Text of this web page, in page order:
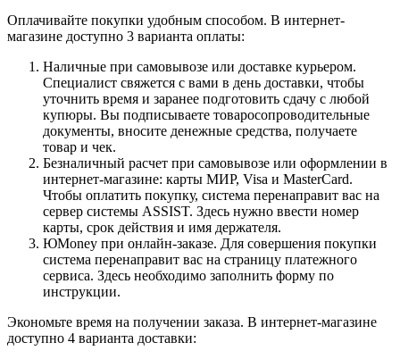
Оплачивайте покупки удобным способом. В интернет-
магазине доступно 3 варианта оплаты:
Наличные при самовывозе или доставке курьером.
Специалист свяжется с вами в день доставки, чтобы
уточнить время и заранее подготовить сдачу с любой
купюры. Вы подписываете товаросопроводительные
документы, вносите денежные средства, получаете
товар и чек.
Безналичный расчет при самовывозе или оформлении в
интернет-магазине: карты МИР, Visa и MasterCard.
Чтобы оплатить покупку, система перенаправит вас на
сервер системы ASSIST. Здесь нужно ввести номер
карты, срок действия и имя держателя.
ЮMoney при онлайн-заказе. Для совершения покупки
система перенаправит вас на страницу платежного
сервиса. Здесь необходимо заполнить форму по
инструкции.
Экономьте время на получении заказа. В интернет-магазине
доступно 4 варианта доставки: